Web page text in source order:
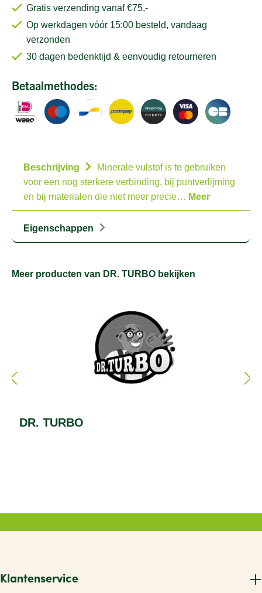
Gratis verzending vanaf €75,-
Op werkdagen vóór 15:00 besteld, vandaag
verzonden
30 dagen bedenktijd & eenvoudig retourneren
Betaalmethodes:
Beschrijving
Minerale vulstof is te gebruiken
voor een nog sterkere verbinding, bij puntverlijming
en bij materialen die niet meer precie… Meer
Eigenschappen
Meer producten van DR. TURBO bekijken
DR. TURBO
Klantenservice